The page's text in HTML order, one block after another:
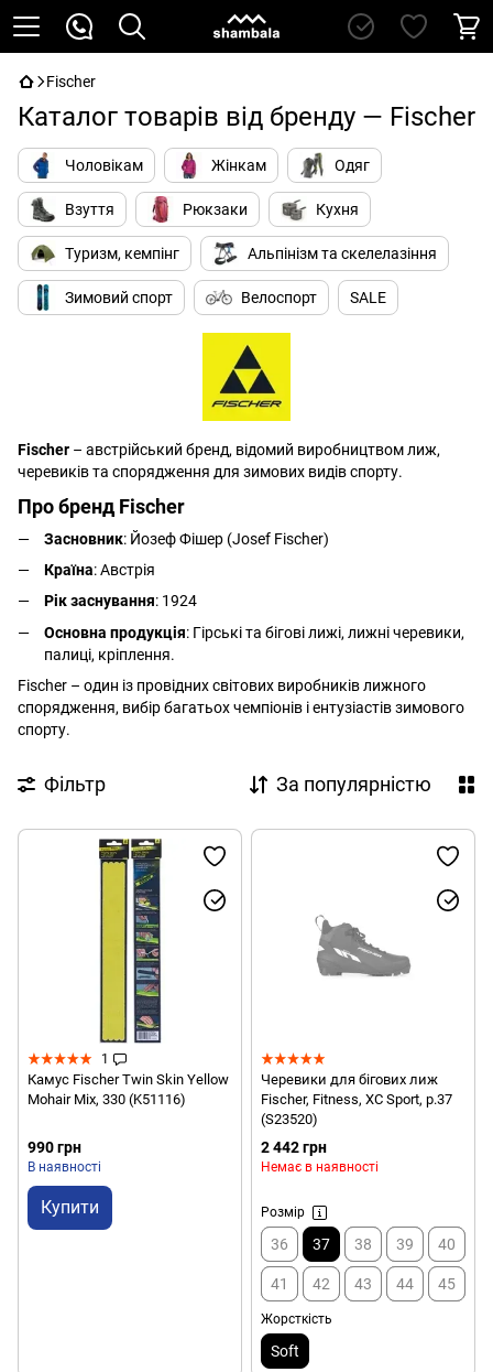
Fischer
Каталог товарів від бренду — Fischer
Чоловікам Жінкам Одяг
Взуття Рюкзаки Кухня
Туризм, кемпінг Альпінізм та скелелазіння
Зимовий спорт Велоспорт SALE
Fischer – австрійський бренд, відомий виробництвом лиж,
черевиків та спорядження для зимових видів спорту.
Про бренд Fischer
Засновник: Йозеф Фішер (Josef Fischer)
Країна: Австрія
Рік заснування: 1924
Основна продукція: Гірські та бігові лижі, лижні черевики,
палиці, кріплення.
Fischer – один із провідних світових виробників лижного
спорядження, вибір багатьох чемпіонів і ентузіастів зимового
спорту.
Фільтр За популярністю
1
Камус Fischer Twin Skin Yellow
Mohair Mix, 330 (K51116)
990 грн
В наявності
Купити
Черевики для бігових лиж
Fischer, Fitness, XC Sport, р.37
(S23520)
2 442 грн
Немає в наявності
Розмір
36 37 38 39 40
41 42 43 44 45
Жорсткість
Soft